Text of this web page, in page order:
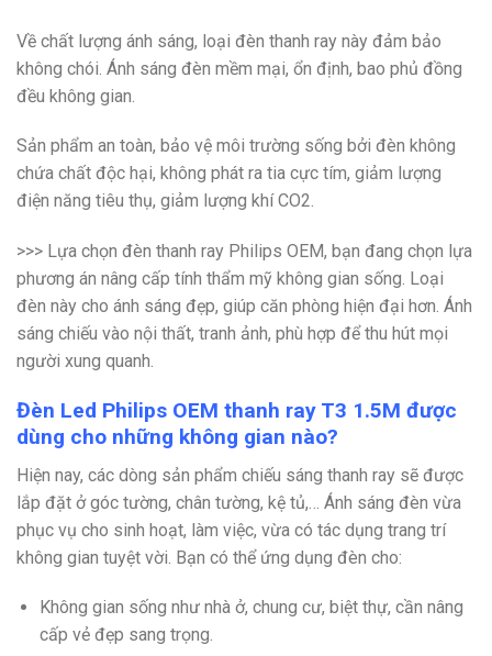
Về chất lượng ánh sáng, loại đèn thanh ray này đảm bảo
không chói. Ánh sáng đèn mềm mại, ổn định, bao phủ đồng
đều không gian.
Sản phẩm an toàn, bảo vệ môi trường sống bởi đèn không
chứa chất độc hại, không phát ra tia cực tím, giảm lượng
điện năng tiêu thụ, giảm lượng khí CO2.
>>> Lựa chọn đèn thanh ray Philips OEM, bạn đang chọn lựa
phương án nâng cấp tính thẩm mỹ không gian sống. Loại
đèn này cho ánh sáng đẹp, giúp căn phòng hiện đại hơn. Ánh
sáng chiếu vào nội thất, tranh ảnh, phù hợp để thu hút mọi
người xung quanh.
Đèn Led Philips OEM thanh ray T3 1.5M được
dùng cho những không gian nào?
Hiện nay, các dòng sản phẩm chiếu sáng thanh ray sẽ được
lắp đặt ở góc tường, chân tường, kệ tủ,… Ánh sáng đèn vừa
phục vụ cho sinh hoạt, làm việc, vừa có tác dụng trang trí
không gian tuyệt vời. Bạn có thể ứng dụng đèn cho:
Không gian sống như nhà ở, chung cư, biệt thự, cần nâng
cấp vẻ đẹp sang trọng.